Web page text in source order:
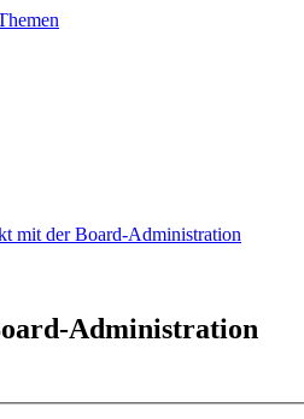
mit der Board-Administration
Administration